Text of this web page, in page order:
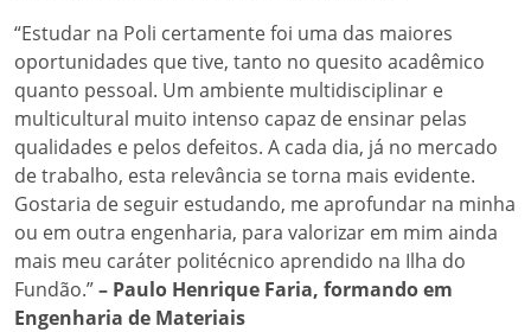
“Estudar na Poli certamente foi uma das maiores
oportunidades que tive, tanto no quesito acadêmico
quanto pessoal. Um ambiente multidisciplinar e
multicultural muito intenso capaz de ensinar pelas
qualidades e pelos defeitos. A cada dia, já no mercado
de trabalho, esta relevância se torna mais evidente.
Gostaria de seguir estudando, me aprofundar na minha
ou em outra engenharia, para valorizar em mim ainda
mais meu caráter politécnico aprendido na Ilha do
Fundão.”– Paulo Henrique Faria, formando em
Engenharia de Materiais